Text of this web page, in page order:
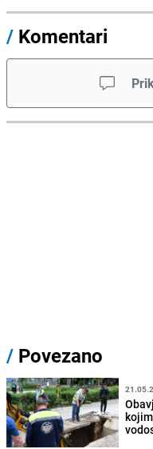
/ Komentari
/ Povezano